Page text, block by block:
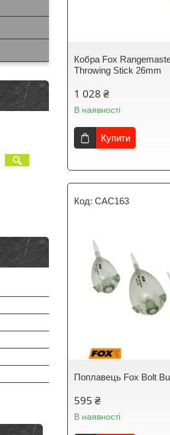
Кобра Fox
Throwing Stick 26mm
1 028 ₴
В наявності
Купити
CAC163
Поплавець Fox Bolt
595 ₴
В наявності